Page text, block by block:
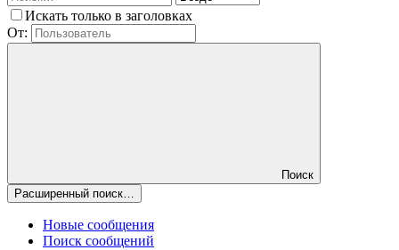
Искать только в заголовках
От:
Поиск
Расширенный поиск…
Новые сообщения
Поиск сообщений